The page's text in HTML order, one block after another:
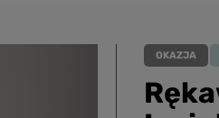
OKAZJA